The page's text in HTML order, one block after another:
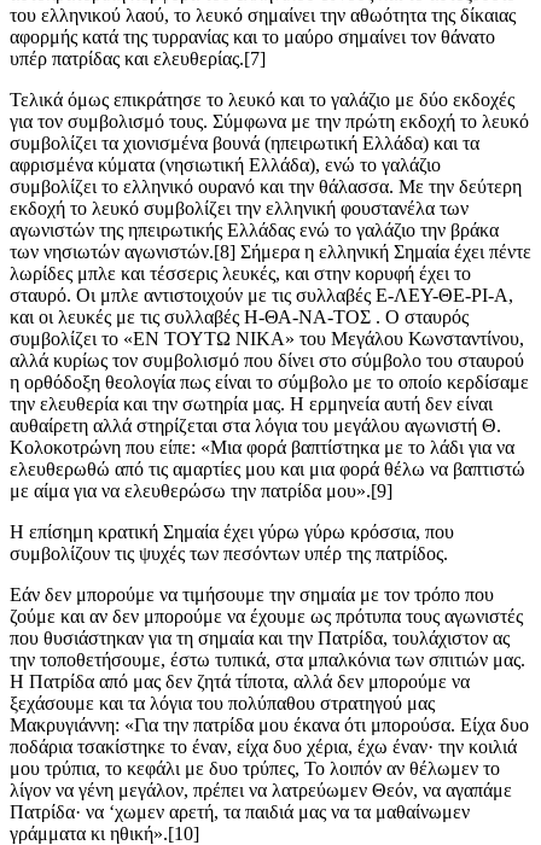
του ελληνικού λαού, το λευκό σημαίνει την αθωότητα της δίκαιας
αφορμής κατά της τυρρανίας και το μαύρο σημαίνει τον θάνατο
υπέρ πατρίδας και ελευθερίας.[7]
Τελικά όμως επικράτησε το λευκό και το γαλάζιο με δύο εκδοχές
για τον συμβολισμό τους. Σύμφωνα με την πρώτη εκδοχή το λευκό
συμβολίζει τα χιονισμένα βουνά (ηπειρωτική Ελλάδα) και τα
αφρισμένα κύματα (νησιωτική Ελλάδα), ενώ το γαλάζιο
συμβολίζει το ελληνικό ουρανό και την θάλασσα. Με την δεύτερη
εκδοχή το λευκό συμβολίζει την ελληνική φουστανέλα των
αγωνιστών της ηπειρωτικής Ελλάδας ενώ το γαλάζιο την βράκα
των νησιωτών αγωνιστών.[8] Σήμερα η ελληνική Σημαία έχει πέντε
λωρίδες μπλε και τέσσερις λευκές, και στην κορυφή έχει το
σταυρό. Οι μπλε αντιστοιχούν με τις συλλαβές Ε-ΛΕΥ-ΘΕ-ΡΙ-Α,
και οι λευκές με τις συλλαβές Η-ΘΑ-ΝΑ-ΤΟΣ . Ο σταυρός
συμβολίζει το «ΕΝ ΤΟΥΤΩ ΝΙΚΑ» του Μεγάλου Κωνσταντίνου,
αλλά κυρίως τον συμβολισμό που δίνει στο σύμβολο του σταυρού
η ορθόδοξη θεολογία πως είναι το σύμβολο με το οποίο κερδίσαμε
την ελευθερία και την σωτηρία μας. Η ερμηνεία αυτή δεν είναι
αυθαίρετη αλλά στηρίζεται στα λόγια του μεγάλου αγωνιστή Θ.
Κολοκοτρώνη που είπε: «Μια φορά βαπτίστηκα με το λάδι για να
ελευθερωθώ από τις αμαρτίες μου και μια φορά θέλω να βαπτιστώ
με αίμα για να ελευθερώσω την πατρίδα μου».[9]
Η επίσημη κρατική Σημαία έχει γύρω γύρω κρόσσια, που
συμβολίζουν τις ψυχές των πεσόντων υπέρ της πατρίδος.
Εάν δεν μπορούμε να τιμήσουμε την σημαία με τον τρόπο που
ζούμε και αν δεν μπορούμε να έχουμε ως πρότυπα τους αγωνιστές
που θυσιάστηκαν για τη σημαία και την Πατρίδα, τουλάχιστον ας
την τοποθετήσουμε, έστω τυπικά, στα μπαλκόνια των σπιτιών μας.
Η Πατρίδα από μας δεν ζητά τίποτα, αλλά δεν μπορούμε να
ξεχάσουμε και τα λόγια του πολύπαθου στρατηγού μας
Μακρυγιάννη: «Για την πατρίδα μου έκανα ότι μπορούσα. Είχα δυο
ποδάρια τσακίστηκε το έναν, είχα δυο χέρια, έχω έναν· την κοιλιά
μου τρύπια, το κεφάλι με δυο τρύπες, Το λοιπόν αν θέλωμεν το
λίγον να γένη μεγάλον, πρέπει να λατρεύωμεν Θεόν, να αγαπάμε
Πατρίδα· να ‘χωμεν αρετή, τα παιδιά μας να τα μαθαίνωμεν
γράμματα κι ηθική».[10]